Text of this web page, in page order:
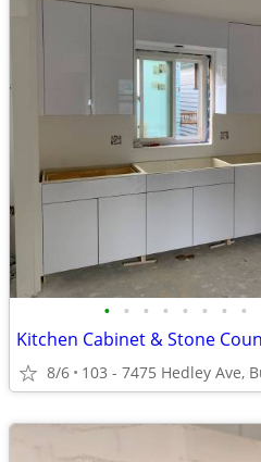
• • • • • • • •
Kitchen Cabinet & Stone
8/6 103 - 7475 Hedley Ave,